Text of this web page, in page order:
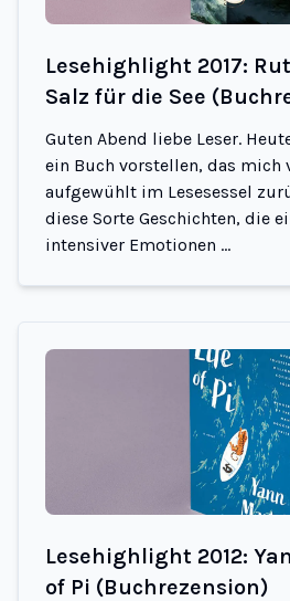
Lesehighlight 2017:
Salz für die See
Guten Abend liebe Leser.
ein Buch vorstellen, das mich
aufgewühlt im Lesesessel
diese Sorte Geschichten, die
intensiver Emotionen ...
Lesehighlight 2012:
of Pi (Buchrezension)